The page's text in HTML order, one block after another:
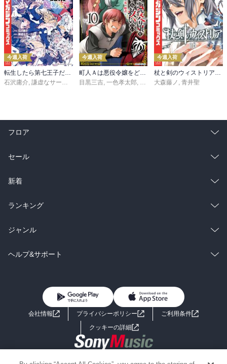
今週入荷
石沢庸介 謙虚なサークル メル。
今週入荷
目黒三吉 一色孝太郎 Parum
今週入荷
大森藤ノ 青井聖
フロア
総合
ラノベ
雑誌・グラビア
BL・TL
セール
総合
ラノベ
雑誌・グラビア
BL・TL
新着
総合
ラノベ
雑誌・グラビア
ランキング
総合
ラノベ
ジャンル
コミック
ライトノベル 男子向けラノベ
小説
海外小説
ヘルプ&サポート
よくあるご質問 お問い合わせ
会社情報 プライバシーポリシー
ご利用条件
クッキーの詳細
Copyright 2017 - 2026 Sony Music Entertainment(Japan) Inc.